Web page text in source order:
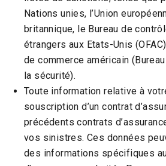
Nations unies, l’Union
britannique, le Bureau de
étrangers aux Etats-Unis
de commerce américain
la sécurité).
Toute information relative à
souscription d’un contrat
précédents contrats
vos sinistres. Ces données
des informations spécifiques